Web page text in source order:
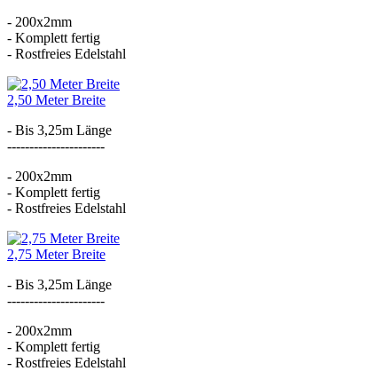
- 200x2mm
- Komplett fertig
- Rostfreies Edelstahl
2,50 Meter Breite
- Bis 3,25m Länge
----------------------
- 200x2mm
- Komplett fertig
- Rostfreies Edelstahl
2,75 Meter Breite
- Bis 3,25m Länge
----------------------
- 200x2mm
- Komplett fertig
- Rostfreies Edelstahl